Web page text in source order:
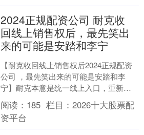
2024正规配资公司 耐克收
回线上销售权后，最先笑出
来的可能是安踏和李宁
【耐克收回线上销售权后2024正规配资
公司 ，最先笑出来的可能是安踏和李
宁】耐克本意是统一线上入口，重新掌
握品牌形象和定价权。但是它忽略了一
点，中国消费者已经习....
阅读： 185 栏目：2026十大股票配
资平台